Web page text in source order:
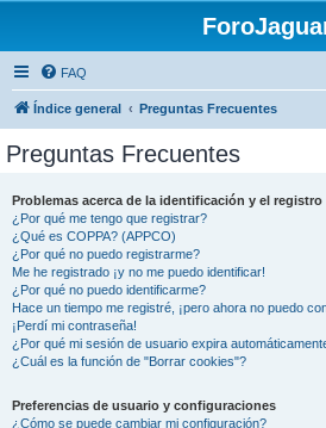
FAQ
Índice general Preguntas Frecuentes
Preguntas Frecuentes
Problemas acerca de la identificación y el registro
¿Por qué me tengo que registrar?
¿Qué es COPPA? (APPCO)
¿Por qué no puedo registrarme?
Me he registrado ¡y no me puedo identificar!
¿Por qué no puedo identificarme?
Hace un tiempo me registré, ¡pero ahora no puedo
¡Perdí mi contraseña!
¿Por qué mi sesión de usuario expira
¿Cuál es la función de "Borrar cookies"?
Preferencias de usuario y configuraciones
¿Cómo se puede cambiar mi configuración?